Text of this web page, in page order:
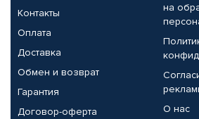
Контакты
Оплата
Доставка
Обмен и возврат
Гарантия
Договор-оферта
на
О нас